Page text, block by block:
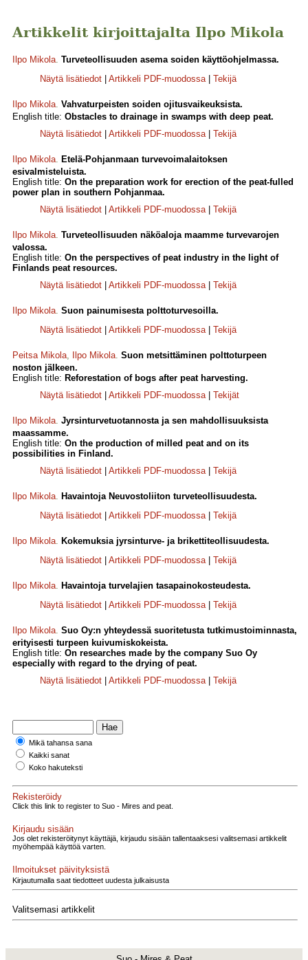
Artikkelit kirjoittajalta Ilpo Mikola
Ilpo Mikola. Turveteollisuuden asema soiden käyttöohjelmassa.
Näytä lisätiedot
Artikkeli PDF-muodossa| Tekijä
Ilpo Mikola. Vahvaturpeisten soiden ojitusvaikeuksista.
English title: Obstacles to drainage in swamps with deep peat.
Näytä lisätiedot
Artikkeli PDF-muodossa| Tekijä
Ilpo Mikola. Etelä-Pohjanmaan turvevoimalaitoksen
esivalmisteluista.
English title: On the preparation work for erection of the peat-fulled
power plan in southern Pohjanmaa.
Näytä lisätiedot
Artikkeli PDF-muodossa| Tekijä
Ilpo Mikola. Turveteollisuuden näköaloja maamme turvevarojen
valossa.
English title: On the perspectives of peat industry in the light of
Finlands peat resources.
Näytä lisätiedot
Artikkeli PDF-muodossa| Tekijä
Ilpo Mikola. Suon painumisesta polttoturvesoilla.
Näytä lisätiedot
Artikkeli PDF-muodossa| Tekijä
Peitsa Mikola, Ilpo Mikola. Suon metsittäminen polttoturpeen
noston jälkeen.
English title: Reforestation of bogs after peat harvesting.
Näytä lisätiedot
Artikkeli PDF-muodossa| Tekijät
Ilpo Mikola. Jyrsinturvetuotannosta ja sen mahdollisuuksista
maassamme.
English title: On the production of milled peat and on its
possibilities in Finland.
Näytä lisätiedot
Artikkeli PDF-muodossa| Tekijä
Ilpo Mikola. Havaintoja Neuvostoliiton turveteollisuudesta.
Näytä lisätiedot
Artikkeli PDF-muodossa| Tekijä
Ilpo Mikola. Kokemuksia jyrsinturve- ja brikettiteollisuudesta.
Näytä lisätiedot
Artikkeli PDF-muodossa| Tekijä
Ilpo Mikola. Havaintoja turvelajien tasapainokosteudesta.
Näytä lisätiedot
Artikkeli PDF-muodossa| Tekijä
Ilpo Mikola. Suo Oy:n yhteydessä suoritetusta tutkimustoiminnasta,
erityisesti turpeen kuivumiskokeista.
English title: On researches made by the company Suo Oy
especially with regard to the drying of peat.
Näytä lisätiedot
Artikkeli PDF-muodossa| Tekijä
Mikä tahansa sana
Kaikki sanat
Koko hakuteksti
Rekisteröidy
Click this link to register to Suo - Mires and peat.
Kirjaudu sisään
Jos olet rekisteröitynyt käyttäjä, kirjaudu sisään tallentaaksesi valitsemasi artikkelit
myöhempää käyttöä varten.
Ilmoitukset päivityksistä
Kirjautumalla saat tiedotteet uudesta julkaisusta
Valitsemasi artikkelit